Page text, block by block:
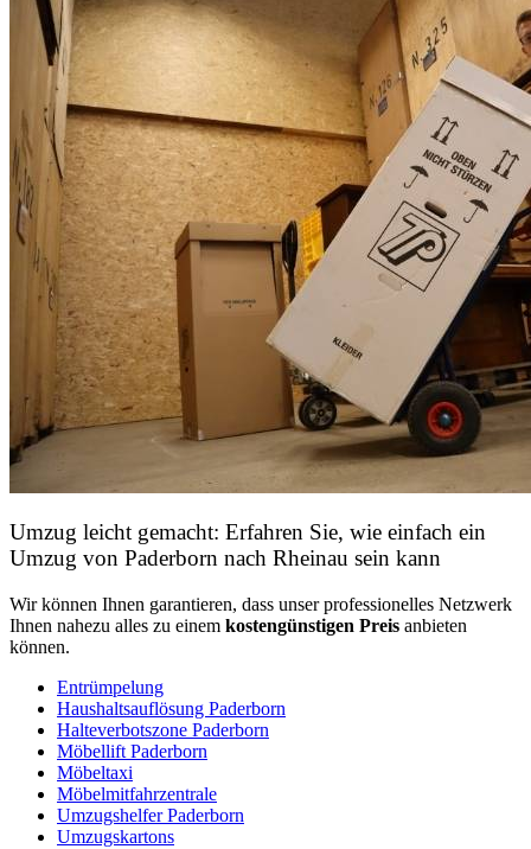
Umzug leicht gemacht: Erfahren Sie, wie einfach ein
Umzug von Paderborn nach Rheinau sein kann
Wir können Ihnen garantieren, dass unser professionelles Netzwerk
Ihnen nahezu alles zu einem kostengünstigen Preis anbieten
können.
Entrümpelung
Haushaltsauflösung Paderborn
Halteverbotszone Paderborn
Möbellift Paderborn
Möbeltaxi
Möbelmitfahrzentrale
Umzugshelfer Paderborn
Umzugskartons